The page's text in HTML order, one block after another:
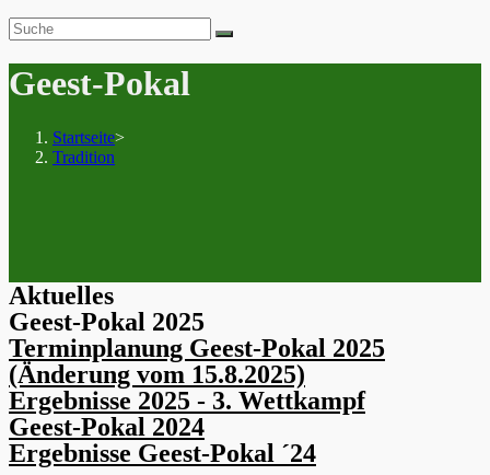
Geest-Pokal
Startseite>
Tradition
Aktuelles
Geest-Pokal 2025
Terminplanung Geest-Pokal 2025
(Änderung vom 15.8.2025)
Ergebnisse 2025 - 3. Wettkampf
Geest-Pokal 2024
Ergebnisse Geest-Pokal ´24